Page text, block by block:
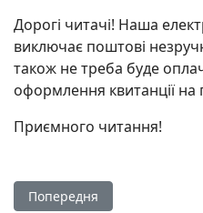
Дорогі читачі! Наша
виключає поштові
також не треба буде
оформлення квитанції на
Приємного читання!
Попередня стаття: Наша
Попередня